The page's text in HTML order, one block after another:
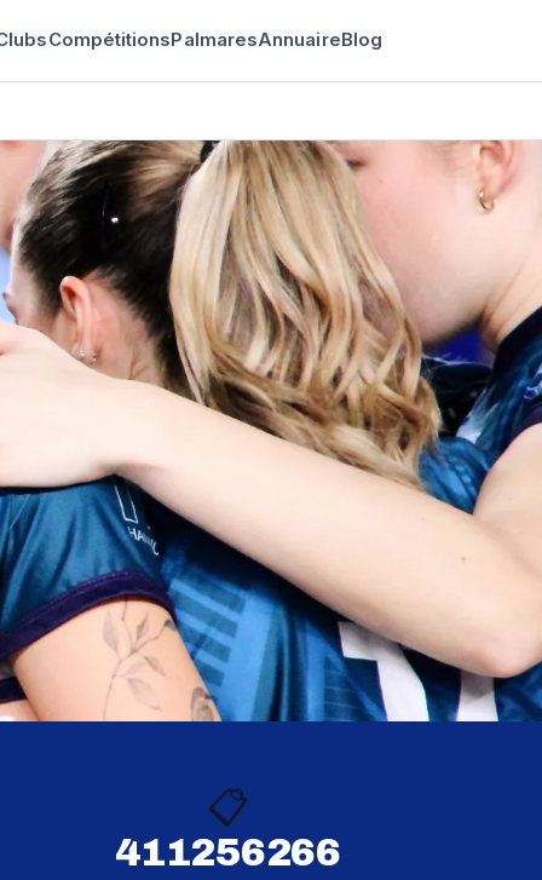
CompétitionsPalmaresAnnuaireBlog
📋
411256266